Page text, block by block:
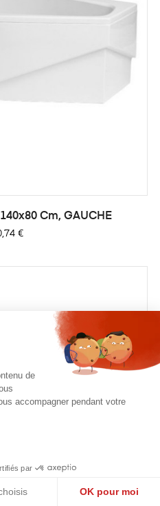
Cm, GAUCHE
€
de
accompagner pendant votre
par
OK pour moi